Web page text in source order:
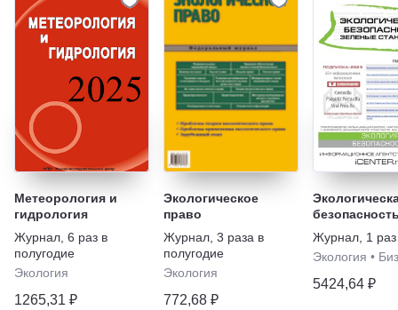
Метеорология и
гидрология
Журнал 6 раз в
полугодие
Экология
1265,31 ₽
Экологическое
право
Журнал 3 раза в
полугодие
Экология
772,68 ₽
Зеленые
Журнал 1
Экология •
5424,64 ₽